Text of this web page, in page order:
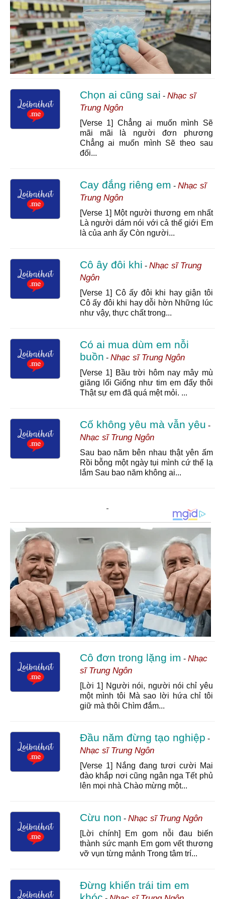
Chọn ai cũng sai - Nhạc sĩ
Trung Ngôn
[Verse 1] Chẳng ai muốn mình Sẽ
mãi mãi là người đơn phương
Chẳng ai muốn mình Sẽ theo sau
đối...
Cay đắng riêng em - Nhạc sĩ
Trung Ngôn
[Verse 1] Một người thương em nhất
Là người dám nói với cả thế giới Em
là của anh ấy Còn người...
Cô ây đôi khi - Nhạc sĩ Trung
Ngôn
[Verse 1] Cô ấy đôi khi hay giận tôi
Cô ấy đôi khi hay dỗi hờn Những lúc
như vậy, thực chất trong...
Có ai mua dùm em nỗi
buồn - Nhạc sĩ Trung Ngôn
[Verse 1] Bầu trời hôm nay mây mù
giăng lối Giống như tim em đấy thôi
Thật sự em đã quá mệt mỏi. ...
Cố không yêu mà vẫn yêu -
Nhạc sĩ Trung Ngôn
Sau bao năm bên nhau thật yên ấm
Rồi bỗng một ngày tụi mình cứ thế lạ
lắm Sau bao năm không ai...
Cô đơn trong lặng im - Nhạc
sĩ Trung Ngôn
[Lời 1] Người nói, người nói chỉ yêu
một mình tôi Mà sao lời hứa chỉ tôi
giữ mà thôi Chìm đắm...
Đầu năm đừng tạo nghiệp -
Nhạc sĩ Trung Ngôn
[Verse 1] Nắng đang tươi cười Mai
đào khắp nơi cũng ngân nga Tết phủ
lên mọi nhà Chào mừng một...
Cừu non - Nhạc sĩ Trung Ngôn
[Lời chính] Em gom nỗi đau biến
thành sức mạnh Em gom vết thương
vỡ vụn từng mảnh Trong tâm trí...
Đừng khiến trái tim em